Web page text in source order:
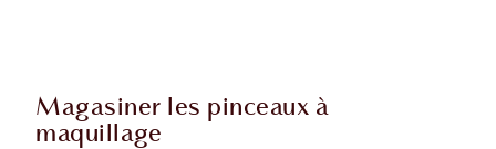
Magasiner les pinceaux à
maquillage